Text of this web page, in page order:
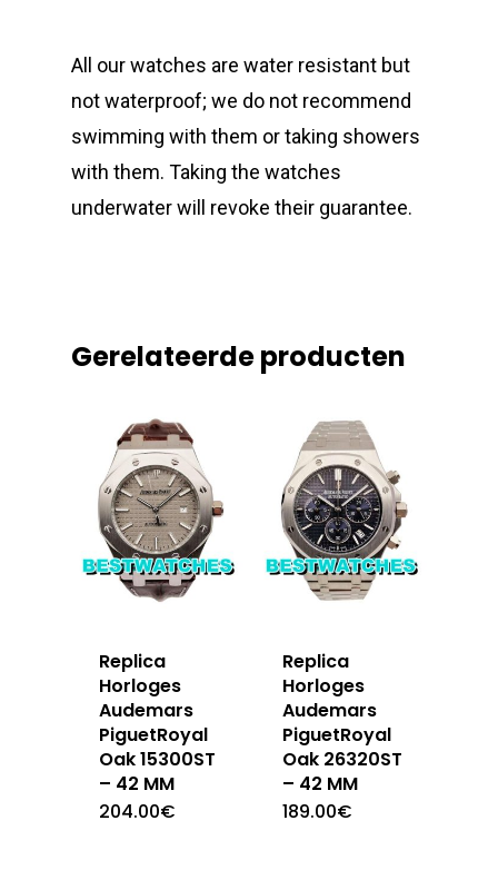
All our watches are water resistant but
not waterproof; we do not recommend
swimming with them or taking showers
with them. Taking the watches
underwater will revoke their guarantee.
Gerelateerde producten
Replica
Horloges
Audemars
PiguetRoyal
Oak 15300ST
– 42 MM
204.00€
Replica
Horloges
Audemars
PiguetRoyal
Oak 26320ST
– 42 MM
189.00€